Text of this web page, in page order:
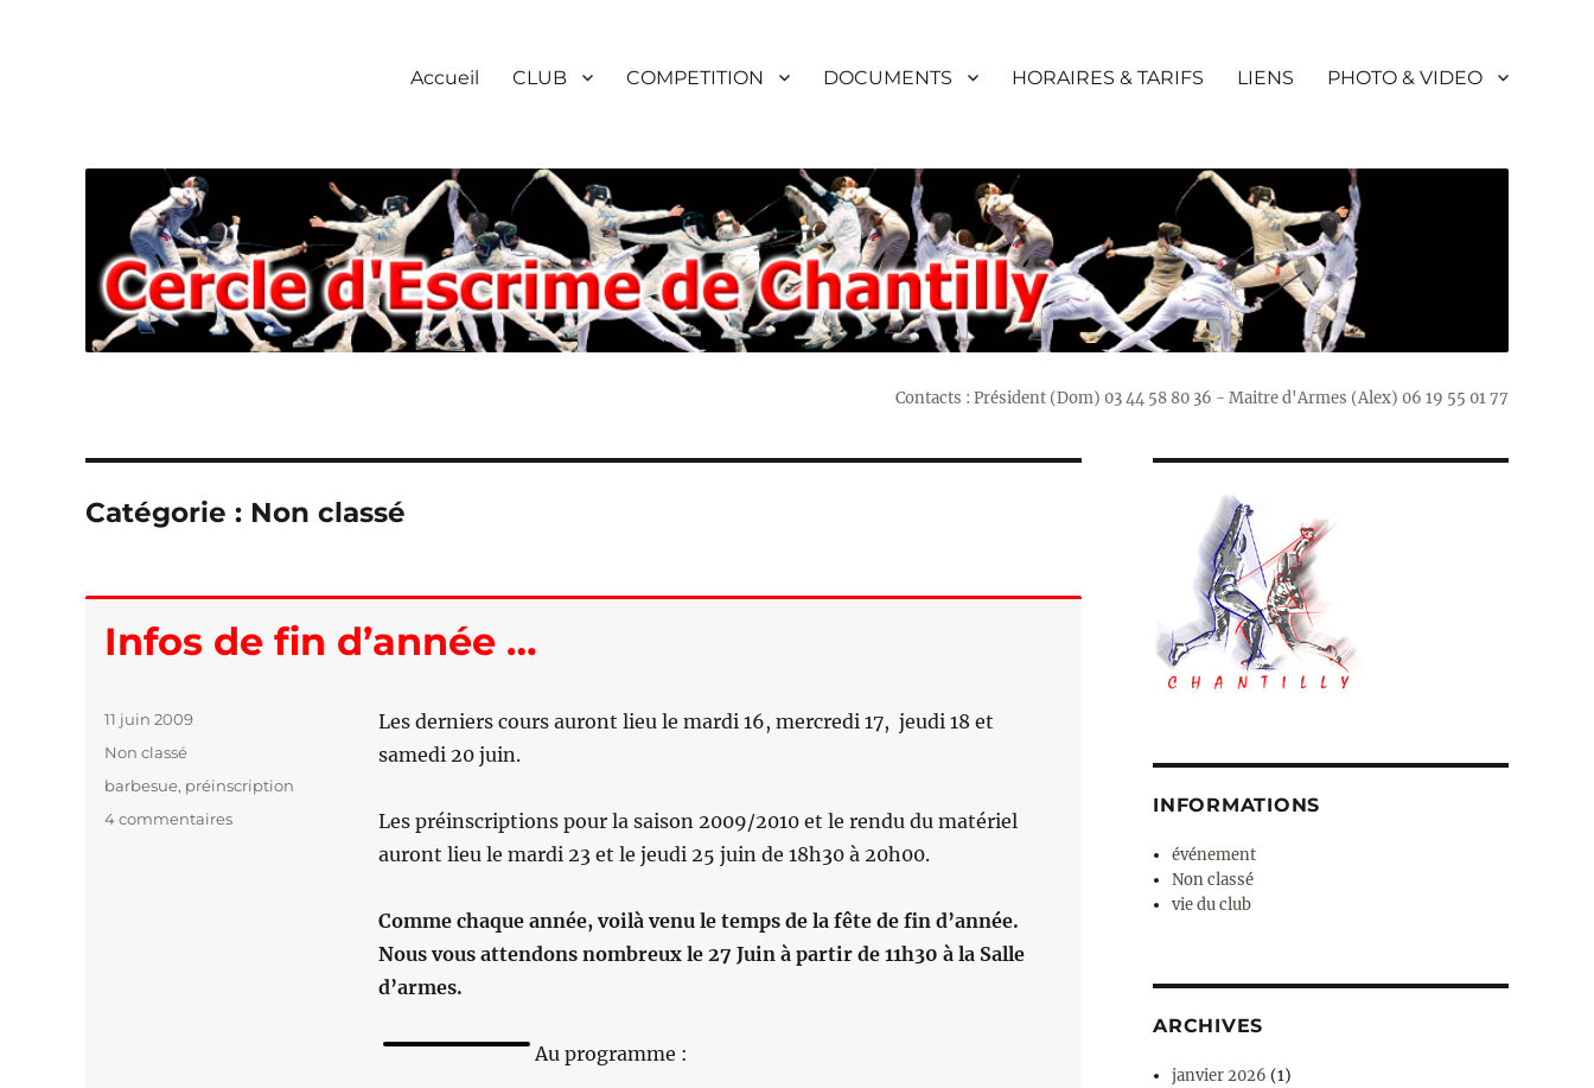
Accueil CLUB COMPETITION DOCUMENTS HORAIRES & TARIFS LIENS PHOTO & VIDEO
Contacts : Président (Dom) 03 44 58 80 36 - Maitre d'Armes (Alex) 06 19 55 01 77
Catégorie : Non classé
Infos de fin d’année …
Les derniers cours auront lieu le mardi 16, mercredi 17, jeudi 18 et
samedi 20 juin.
Les préinscriptions pour la saison 2009/2010 et le rendu du matériel
auront lieu le mardi 23 et le jeudi 25 juin de 18h30 à 20h00.
Comme chaque année, voilà venu le temps de la fête de fin d’année.
Nous vous attendons nombreux le 27 Juin à partir de 11h30 à la Salle
d’armes.
Au programme :
Publié
le
11 juin 2009
Catégories
Non classé
Étiquettes
barbesue, préinscription
4 commentaires
INFORMATIONS
événement
Non classé
vie du club
ARCHIVES
janvier 2026 (1)